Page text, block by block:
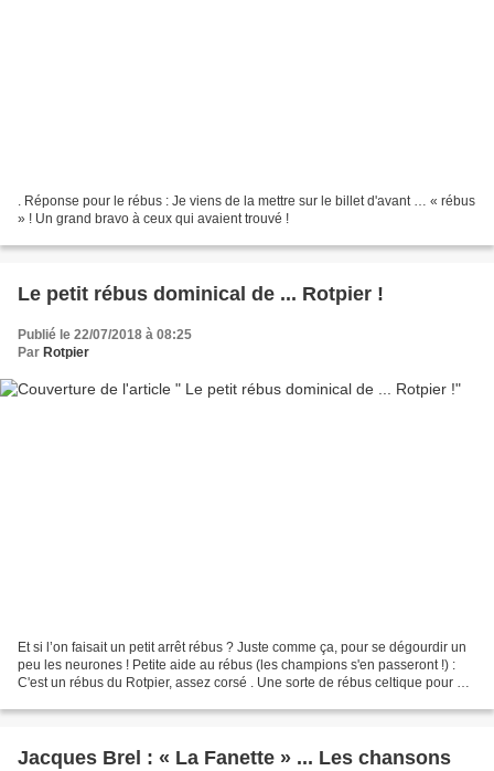
. Réponse pour le rébus : Je viens de la mettre sur le billet d'avant … « rébus
» ! Un grand bravo à ceux qui avaient trouvé !
Le petit rébus dominical de ... Rotpier !
Publié le 22/07/2018 à 08:25
Par Rotpier
Et si l’on faisait un petit arrêt rébus ? Juste comme ça, pour se dégourdir un
peu les neurones ! Petite aide au rébus (les champions s'en passeront !) :
C'est un rébus du Rotpier, assez corsé . Une sorte de rébus celtique pour ne
Jacques Brel : « La Fanette » ... Les chansons